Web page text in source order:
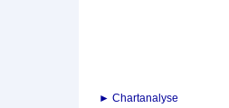
► Chartanalyse